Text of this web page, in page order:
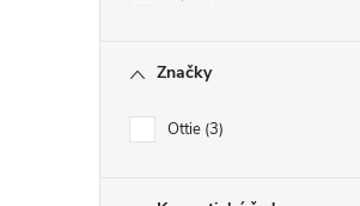
Značky
Ottie 3